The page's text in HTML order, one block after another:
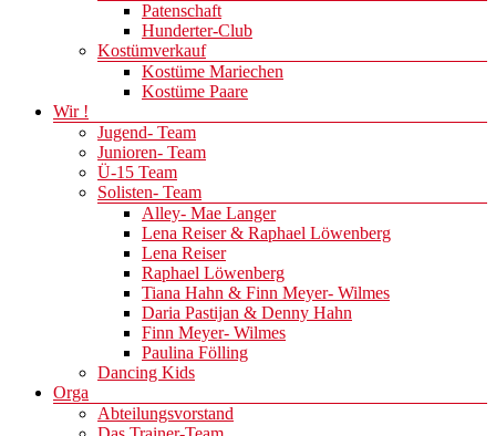
Patenschaft
Hunderter-Club
Kostümverkauf
Kostüme Mariechen
Kostüme Paare
Wir !
Jugend- Team
Junioren- Team
Ü-15 Team
Solisten- Team
Alley- Mae Langer
Lena Reiser & Raphael Löwenberg
Lena Reiser
Raphael Löwenberg
Tiana Hahn & Finn Meyer- Wilmes
Daria Pastijan & Denny Hahn
Finn Meyer- Wilmes
Paulina Fölling
Dancing Kids
Orga
Abteilungsvorstand